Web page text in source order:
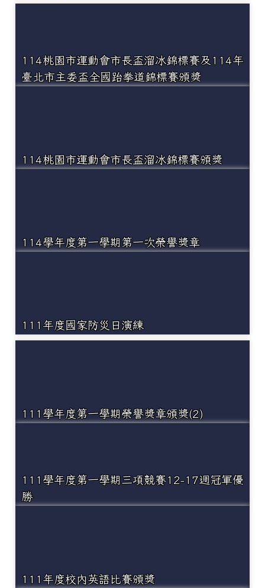
114桃園市運動會市長盃溜冰錦標賽及114年
臺北市主委盃全國跆拳道錦標賽頒獎
114桃園市運動會市長盃溜冰錦標賽頒獎
114學年度第一學期第一次榮譽獎章
111年度國家防災日演練
111學年度第一學期榮譽獎章頒獎(2)
111學年度第一學期三項競賽12-17週冠軍優
勝
111年度校內英語比賽頒獎